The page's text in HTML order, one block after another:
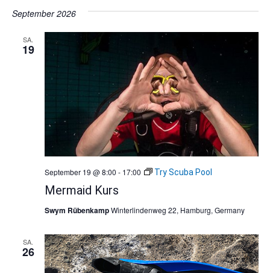
September 2026
SA.
19
Mermaid Kurs
September 19 @ 8:00 - 17:00 Try Scuba Pool
Swym RübenkampWinterlindenweg 22, Hamburg, Germany
SA.
26